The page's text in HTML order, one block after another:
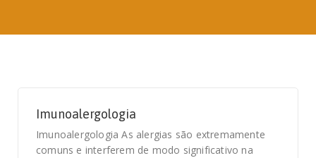
Imunoalergologia
Imunoalergologia As alergias são extremamente
comuns e interferem de modo significativo na